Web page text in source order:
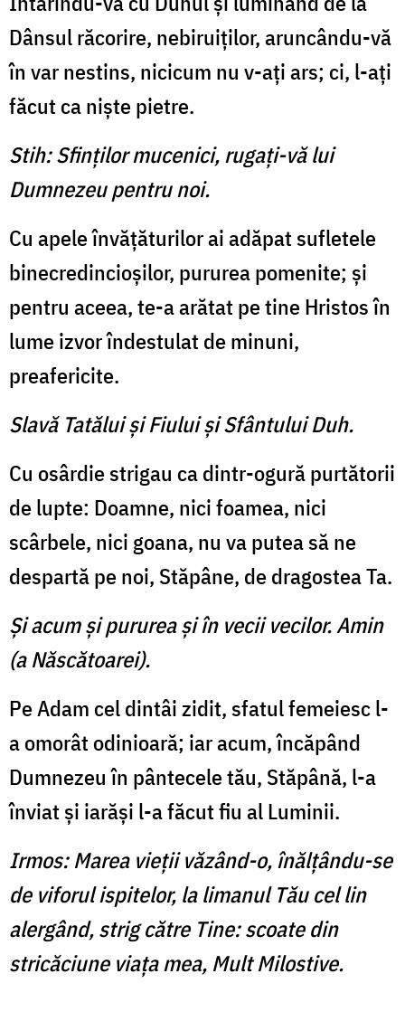
Dânsul răcorire, nebiruiţilor, aruncându-vă
în var nestins, nicicum nu v-aţi ars; ci, l-aţi
făcut ca nişte pietre.
Stih: Sfinţilor mucenici, rugaţi-vă lui
Dumnezeu pentru noi.
Cu apele învăţăturilor ai adăpat sufletele
binecredincioşilor, pururea pomenite; şi
pen­tru aceea, te-a arătat pe tine Hristos în
lume izvor îndestulat de minuni,
preafericite.
Slavă Tatălui şi Fiului şi Sfântului Duh.
Cu osârdie strigau ca dintr-ogură purtătorii
de lupte: Doam­ne, nici foamea, nici
scârbele, nici goana, nu va putea să ne
despartă pe noi, Stăpâne, de dragostea Ta.
Şi acum şi pururea şi în vecii vecilor. Amin
(a Născătoarei).
Pe Adam cel dintâi zidit, sfa­tul femeiesc l-
a omorât odini­oară; iar acum, încăpând
Dumnezeu în pântecele tău, Stăpâ­nă, l-a
înviat şi iarăşi l-a făcut fiu al Luminii.
Irmos: Marea vieţii văzând-o, înălţându-se
de viforul ispitelor, la limanul Tău cel lin
alergând, strig către Tine: scoate din
stricăciune viaţa mea, Mult Milostive.